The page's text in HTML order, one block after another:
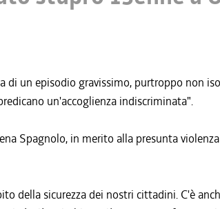
un episodio gravissimo, purtroppo non
un'accoglienza indiscriminata".
Spagnolo, in merito alla presunta
della sicurezza dei nostri cittadini. C'è